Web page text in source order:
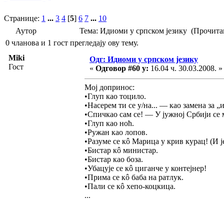
Странице: 1 ... 3 4 [5] 6 7 ... 10
Аутор
Тема: Идиоми у српском језику
0 чланова и 1 гост прегледају ову тему.
Miki
Гост
Одг: Идиоми у српском језику
« Одговор #60 у: 16.04 ч. 30.03.2008. »
Мој допринос:
•Глуп као тоцило.
•Насерем ти се у/на... — као замена за
•Спичкао сам се! — У јужној Србији се
•Глуп као ноћ.
•Ружан као лопов.
•Разуме се кô Марица у крив курац! (И
•Бистар кô министар.
•Бистар као боза.
•Убацује се кô циганче у контејнер!
•Прима се кô баба на ратлук.
•Пали се кô хепо-коцкица.
...